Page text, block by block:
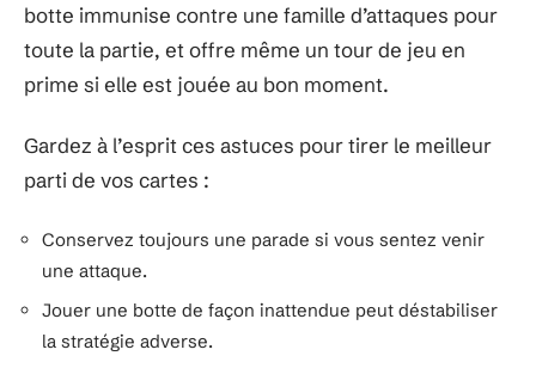
botte immunise contre une famille d’attaques pour
toute la partie, et offre même un tour de jeu en
prime si elle est jouée au bon moment.
Gardez à l’esprit ces astuces pour tirer le meilleur
parti de vos cartes :
Conservez toujours une parade si vous sentez venir
une attaque.
Jouer une botte de façon inattendue peut déstabiliser
la stratégie adverse.